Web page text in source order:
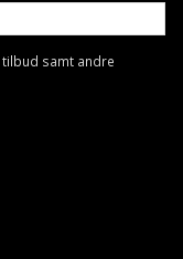
samt andre